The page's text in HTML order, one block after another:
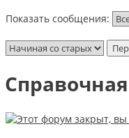
Показать сообщения: